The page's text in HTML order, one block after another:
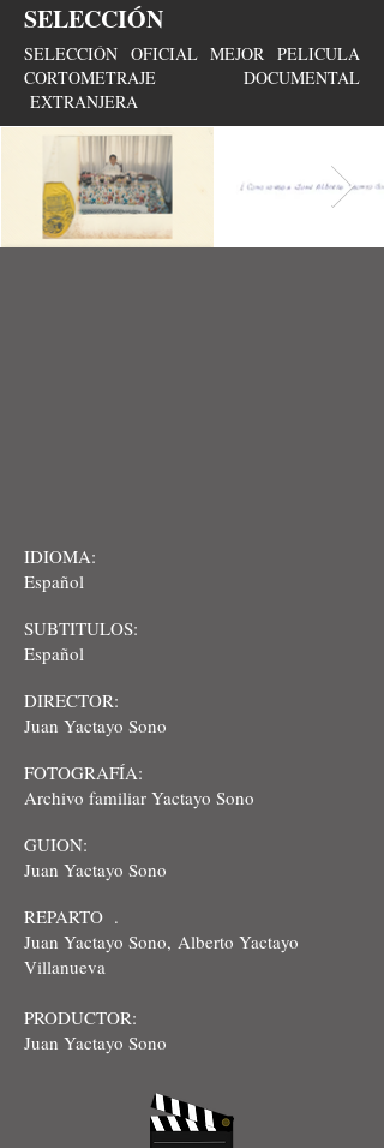
SELECCIÓN
SELECCIÓN OFICIAL MEJOR PELICULA
CORTOMETRAJE DOCUMENTAL
EXTRANJERA
IDIOMA:
Español
SUBTITULOS:
Español
DIRECTOR:
Juan Yactayo Sono
FOTOGRAFÍA:
Archivo familiar Yactayo Sono
GUION:
Juan Yactayo Sono
REPARTO .
Juan Yactayo Sono, Alberto Yactayo
Villanueva
PRODUCTOR:
Juan Yactayo Sono